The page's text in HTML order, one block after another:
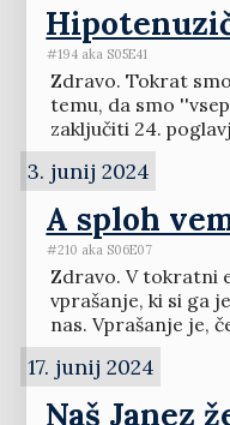
#194 aka S05E41
Zdravo. Tokrat
temu, da smo
zaključiti 24.
3. junij 2024
A sploh
#210 aka S06E07
Zdravo. V tokratni
vprašanje, ki si ga
nas. Vprašanje je,
17. junij 2024
Naš Janez